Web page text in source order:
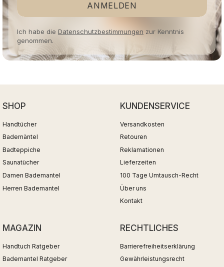
ANMELDEN
Ich habe die Datenschutzbestimmungen zur Kenntnis
genommen.
SHOP
Handtücher
Bademäntel
Badteppiche
Saunatücher
Damen Bademantel
Herren Bademantel
KUNDENSERVICE
Versandkosten
Retouren
Reklamationen
Lieferzeiten
100 Tage Umtausch-Recht
Über uns
Kontakt
MAGAZIN
Handtuch Ratgeber
Bademantel Ratgeber
RECHTLICHES
Barrierefreiheitserklärung
Gewährleistungsrecht